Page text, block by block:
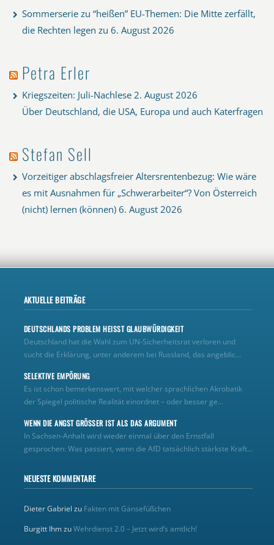
Sommerserie zu “heißen” EU-Themen: Die Mitte zerfällt,
die Rechten legen zu 6. August 2026
Petra Erler
Kriegszeiten: Juli-Nachlese 2. August 2026
Über Deutschland, die USA, Europa und auch Katerfragen
Stefan Sell
Vorzeitiger abschlagsfreier Altersrentenbezug: Wie wäre
es mit Ausnahmen für „Schwerarbeiter“? Von Österreich
(nicht) lernen (können) 6. August 2026
AKTUELLE BEITRÄGE
DEUTSCHLANDS PROBLEM HEISST GLAUBWÜRDIGKEIT
Deutschland hat die Wahl zum UN‑Sicherheitsrat verloren und
sucht die Erklärung, unter anderem bei Russland, das angeblic...
SELEKTIVE EMPÖRUNG
Es ist schon bemerkenswert, mit welcher sprachlichen Akrobatik
der Spiegel politische Realität einordnet – oder besser ge...
WENN DIE ANGST GRÖSSER IST ALS DAS ARGUMENT
In Sachsen-Anhalt wird wieder einmal über den Ernstfall
gesprochen: Was passiert, wenn die AfD tatsächlich stärkste Kraft...
NEUESTE KOMMENTARE
Dieter Gabriel zu Fakten mit Gänsefüßchen
Burgitt IhmzuWehrdienst 2.0 – Jetzt wird’s amtlich!